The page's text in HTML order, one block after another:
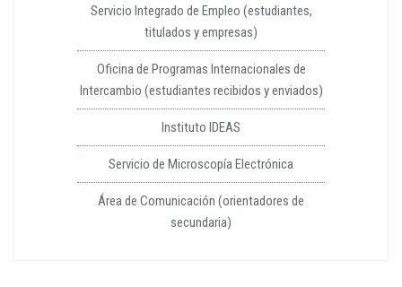
Servicio Integrado de Empleo (estudiantes,
titulados y empresas)
Oficina de Programas Internacionales de
Intercambio (estudiantes recibidos y enviados)
Instituto IDEAS
Servicio de Microscopía Electrónica
Área de Comunicación (orientadores de
secundaria)